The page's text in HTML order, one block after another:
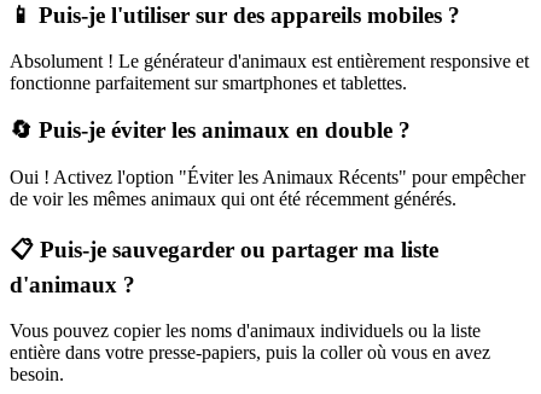
📱 Puis-je l'utiliser sur des appareils mobiles ?
Absolument ! Le générateur d'animaux est entièrement responsive et
fonctionne parfaitement sur smartphones et tablettes.
🔄 Puis-je éviter les animaux en double ?
Oui ! Activez l'option "Éviter les Animaux Récents" pour empêcher
de voir les mêmes animaux qui ont été récemment générés.
📋 Puis-je sauvegarder ou partager ma liste
d'animaux ?
Vous pouvez copier les noms d'animaux individuels ou la liste
entière dans votre presse-papiers, puis la coller où vous en avez
besoin.